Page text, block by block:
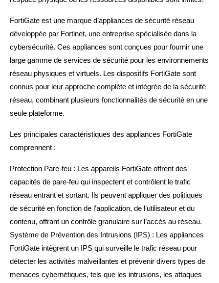
FortiGate est une marque d’appliances de sécurité réseau
développée par Fortinet, une entreprise spécialisée dans la
cybersécurité. Ces appliances sont conçues pour fournir une
large gamme de services de sécurité pour les environnements
réseau physiques et virtuels. Les dispositifs FortiGate sont
connus pour leur approche complète et intégrée de la sécurité
réseau, combinant plusieurs fonctionnalités de sécurité en une
seule plateforme.
Les principales caractéristiques des appliances FortiGate
comprennent :
Protection Pare-feu : Les appareils FortiGate offrent des
capacités de pare-feu qui inspectent et contrôlent le trafic
réseau entrant et sortant. Ils peuvent appliquer des politiques
de sécurité en fonction de l’application, de l’utilisateur et du
contenu, offrant un contrôle granulaire sur l’accès au réseau.
Système de Prévention des Intrusions (IPS) : Les appliances
FortiGate intègrent un IPS qui surveille le trafic réseau pour
détecter les activités malveillantes et prévenir divers types de
menaces cybernétiques, tels que les intrusions, les attaques